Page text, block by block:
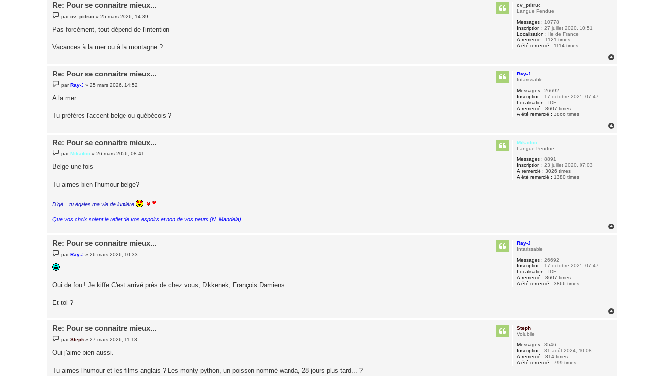
cv_ptitruc
Langue Pendue
Messages : 10778
Inscription : 27 juillet 2020, 10:51
Localisation : Ile de France
A remercié : 1121 times
A été remercié : 1114 times
Re: Pour se connaitre mieux...
e
s
e
parcv_ptitruc »25 mars 2026, 14:39
Pas forcément, tout dépend de l'intention
Vacances à la mer ou à la montagne ?
Ray-J
Intarissable
Messages : 26692
Inscription : 17 octobre 2021, 07:47
Localisation : IDF
A remercié : 8607 times
A été remercié : 3866 times
Re: Pour se connaitre mieux...
e
s
e
parRay-J »25 mars 2026, 14:52
A la mer
Tu préfères l'accent belge ou québécois ?
Mikadoc
Langue Pendue
Messages : 8891
Inscription : 23 juillet 2020, 07:03
A remercié : 3026 times
A été remercié : 1380 times
Re: Pour se connaitre mieux...
e
s
s
e
parMikadoc »26 mars 2026, 08:41
Belge une fois
Tu aimes bien l'humour belge?
D'gé... tu égaies ma vie de lumière
Que vos choix soient le reflet de vos espoirs et non de vos peurs (N. Mandela)
Ray-J
Intarissable
Messages : 26692
Inscription : 17 octobre 2021, 07:47
Localisation : IDF
A remercié : 8607 times
A été remercié : 3866 times
Re: Pour se connaitre mieux...
e
s
g
e
parRay-J »26 mars 2026, 10:33
Oui de fou ! Je kiffe C'est arrivé près de chez vous, Dikkenek, François Damiens...
Et toi ?
Steph
Volubile
Messages : 3546
Inscription : 31 août 2024, 10:08
A remercié : 814 times
A été remercié : 799 times
Re: Pour se connaitre mieux...
e
s
s
e
parSteph »27 mars 2026, 11:13
Oui j'aime bien aussi.
Tu aimes l'humour et les films anglais ? Les monty python, un poisson nommé wanda, 28 jours plus tard... ?